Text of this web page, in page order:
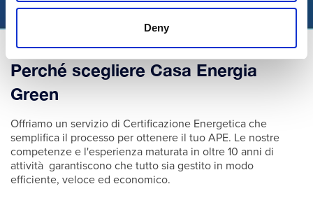
Deny
Perché scegliere Casa Energia
Green
Offriamo un servizio di Certificazione Energetica che
semplifica il processo per ottenere il tuo APE. Le nostre
competenze e l'esperienza maturata in oltre 10 anni di
attività garantiscono che tutto sia gestito in modo
efficiente, veloce ed economico.